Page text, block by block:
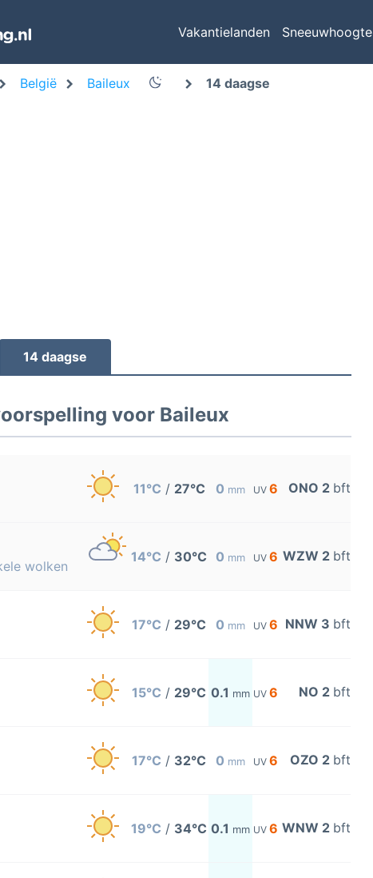
Vakantielanden Sneeuwhoogte
België Baileux 14 daagse
14 daagse
voor Baileux
11°C / 27°C 0 mm UV 6 ONO 2 bft
wolken
14°C / 30°C 0 mm UV 6 WZW 2 bft
17°C / 29°C 0 mm UV 6 NNW 3 bft
15°C / 29°C 0.1 mm UV 6 NO 2 bft
17°C / 32°C 0 mm UV 6 OZO 2 bft
19°C / 34°C 0.1 mm UV 6 WNW 2 bft